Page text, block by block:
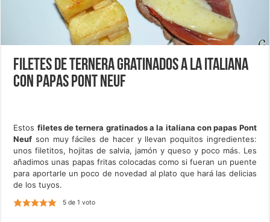
Filetes de ternera gratinados a la italiana
con papas Pont Neuf
Estos filetes de ternera gratinados a la italiana con papas Pont
Neuf son muy fáciles de hacer y llevan poquitos ingredientes:
unos filetitos, hojitas de salvia, jamón y queso y poco más. Les
añadimos unas papas fritas colocadas como si fueran un puente
para aportarle un poco de novedad al plato que hará las delicias
de los tuyos.
5de 1 voto